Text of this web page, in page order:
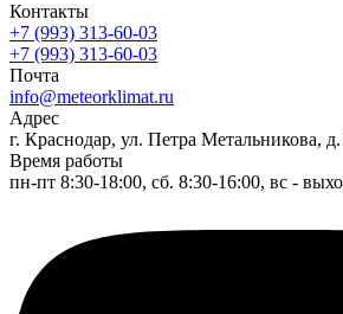
Контакты
+7 (993) 313-60-03
+7 (993) 313-60-03
Почта
info@meteorklimat.ru
Адрес
г. Краснодар, ул. Петра Метальникова, д.
Время работы
пн-пт 8:30-18:00, сб. 8:30-16:00, вс -